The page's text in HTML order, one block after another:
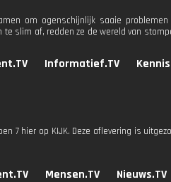
om ogenschijnlijk saaie
te slim af, redden ze de wereld van
Informatief.TV
7 hier op KIJK. Deze aflevering is
Mensen.TV Nieuws.TV